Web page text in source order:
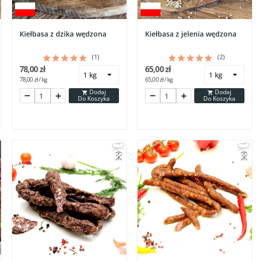
Kiełbasa z dzika wędzona
(1)

Do Koszyka
78,00 zł
78,00 zł / kg
Kiełbasa z jelenia wędzona
(2)

Do Koszyka
65,00 zł
65,00 zł / kg